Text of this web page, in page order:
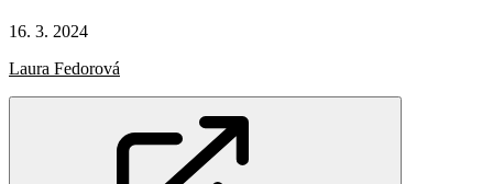
16. 3. 2024
Laura Fedorová